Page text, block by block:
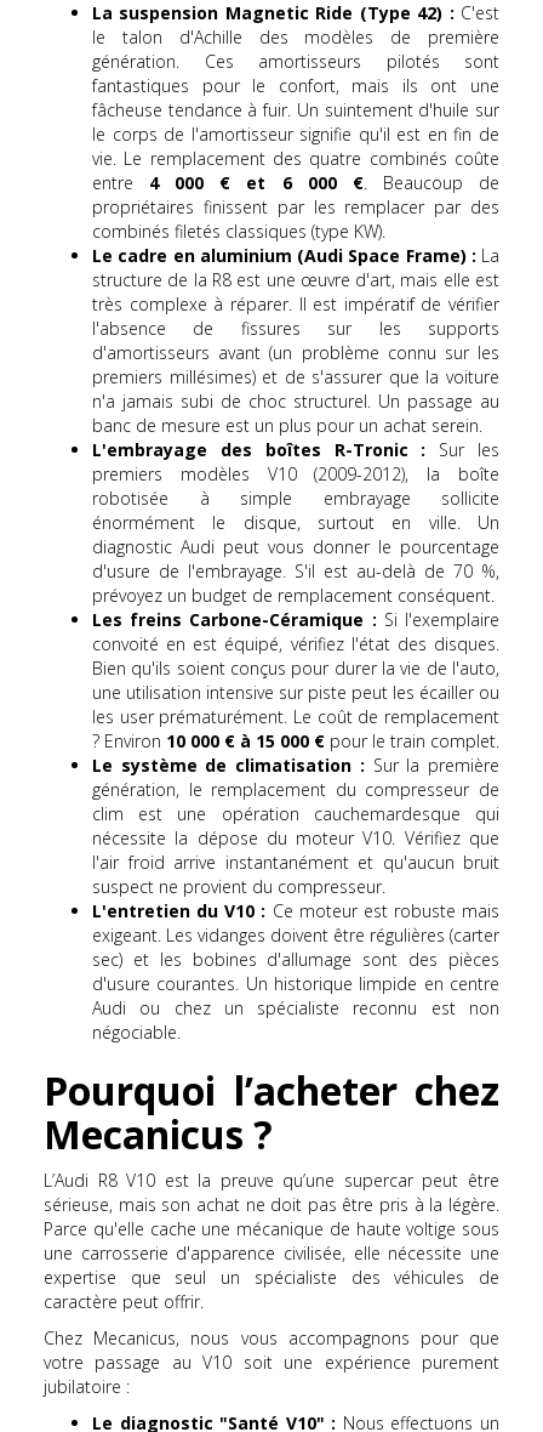
La suspension Magnetic Ride (Type 42) : C'est
le talon d'Achille des modèles de première
génération. Ces amortisseurs pilotés sont
fantastiques pour le confort, mais ils ont une
fâcheuse tendance à fuir. Un suintement d'huile sur
le corps de l'amortisseur signifie qu'il est en fin de
vie. Le remplacement des quatre combinés coûte
entre 4 000 € et 6 000 €. Beaucoup de
propriétaires finissent par les remplacer par des
combinés filetés classiques (type KW).
Le cadre en aluminium (Audi Space Frame) : La
structure de la R8 est une œuvre d'art, mais elle est
très complexe à réparer. Il est impératif de vérifier
l'absence de fissures sur les supports
d'amortisseurs avant (un problème connu sur les
premiers millésimes) et de s'assurer que la voiture
n'a jamais subi de choc structurel. Un passage au
banc de mesure est un plus pour un achat serein.
L'embrayage des boîtes R-Tronic : Sur les
premiers modèles V10 (2009-2012), la boîte
robotisée à simple embrayage sollicite
énormément le disque, surtout en ville. Un
diagnostic Audi peut vous donner le pourcentage
d'usure de l'embrayage. S'il est au-delà de 70 %,
prévoyez un budget de remplacement conséquent.
Les freins Carbone-Céramique : Si l'exemplaire
convoité en est équipé, vérifiez l'état des disques.
Bien qu'ils soient conçus pour durer la vie de l'auto,
une utilisation intensive sur piste peut les écailler ou
les user prématurément. Le coût de remplacement
? Environ 10 000 € à 15 000 € pour le train complet.
Le système de climatisation : Sur la première
génération, le remplacement du compresseur de
clim est une opération cauchemardesque qui
nécessite la dépose du moteur V10. Vérifiez que
l'air froid arrive instantanément et qu'aucun bruit
suspect ne provient du compresseur.
L'entretien du V10 : Ce moteur est robuste mais
exigeant. Les vidanges doivent être régulières (carter
sec) et les bobines d'allumage sont des pièces
d'usure courantes. Un historique limpide en centre
Audi ou chez un spécialiste reconnu est non
négociable.
Pourquoi l’acheter chez
Mecanicus ?
L’Audi R8 V10 est la preuve qu’une supercar peut être
sérieuse, mais son achat ne doit pas être pris à la légère.
Parce qu'elle cache une mécanique de haute voltige sous
une carrosserie d'apparence civilisée, elle nécessite une
expertise que seul un spécialiste des véhicules de
caractère peut offrir.
Chez Mecanicus, nous vous accompagnons pour que
votre passage au V10 soit une expérience purement
jubilatoire :
Le diagnostic "Santé V10" : Nous effectuons un